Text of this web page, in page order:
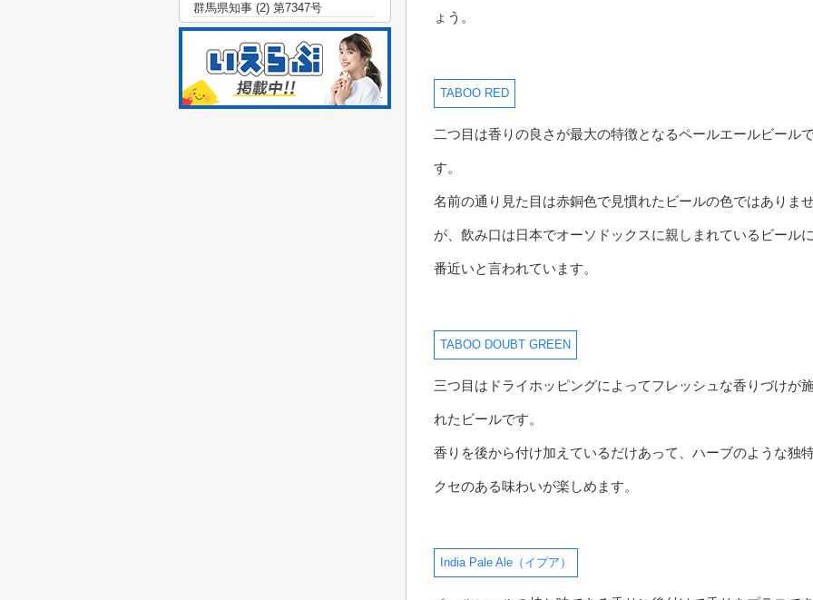
ょう。
TABOO RED
二つ目は香りの良さが最大の特徴となるペールエールビール
す。
名前の通り見た目は赤銅色で見慣れたビールの色ではありま
が、飲み口は日本でオーソドックスに親しまれているビール
番近いと言われています。
TABOO DOUBT GREEN
三つ目はドライホッピングによってフレッシュな香りづけが
れたビールです。
香りを後から付け加えているだけあって、ハーブのような独
クセのある味わいが楽しめます。
India Pale Ale（イプア）
群馬県知事 (2) 第7347号